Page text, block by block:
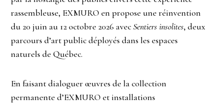
rassembleuse, EXMURO en propose une réinvention
du 20 juin au 12 octobre 2026 avecSentiers insolites, deux
parcours d’art public déployés dans les espaces
naturels de Québec.
En faisant dialoguer œuvres de la collection
permanente d’EXMURO et installations